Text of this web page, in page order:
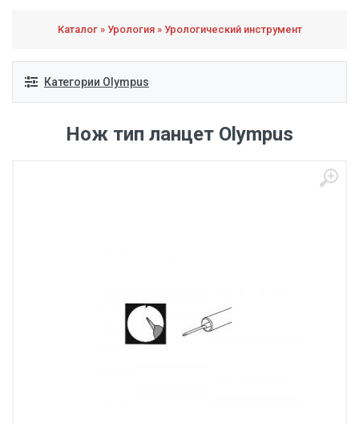
Каталог » Урология » Урологический инструмент
Категории Olympus
Нож тип ланцет Olympus